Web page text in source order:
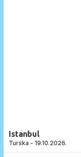
Istanbul
Turska - 19.10.2026.